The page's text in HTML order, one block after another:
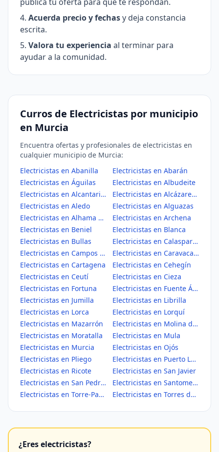
Acuerda precio y fechasy deja constancia
escrita.
Valora tu experiencia al terminar para
ayudar a la comunidad.
Curros de Electricistas por municipio
en Murcia
Encuentra ofertas y profesionales de electricistas en
cualquier municipio de Murcia:
Electricistas en Abanilla
Electricistas en Abarán
Electricistas en Águilas
Electricistas en Albudeite
Electricistas en Alcantarilla
Electricistas en Alcázares, Los
Electricistas en Aledo
Electricistas en Alguazas
Electricistas en Alhama de Murcia
Electricistas en Archena
Electricistas en Beniel
Electricistas en Blanca
Electricistas en Bullas
Electricistas en Calasparra
Electricistas en Campos del Río
Electricistas en Caravaca de la Cruz
Electricistas en Cartagena
Electricistas en Cehegín
Electricistas en Ceutí
Electricistas en Cieza
Electricistas en Fortuna
Electricistas en Fuente Álamo de Murcia
Electricistas en Jumilla
Electricistas en Librilla
Electricistas en Lorca
Electricistas en Lorquí
Electricistas en Mazarrón
Electricistas en Molina de Segura
Electricistas en Moratalla
Electricistas en Mula
Electricistas en Murcia
Electricistas en Ojós
Electricistas en Pliego
Electricistas en Puerto Lumbreras
Electricistas en Ricote
Electricistas en San Javier
Electricistas en San Pedro del Pinatar
Electricistas en Santomera
Electricistas en Torre-Pacheco
Electricistas en Torres de Cotillas, Las
¿Eres electricistas?